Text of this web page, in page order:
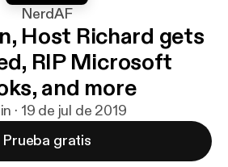
NerdAF
Host Richard gets
RIP Microsoft
and more
· 19 de jul de 2019
Prueba gratis